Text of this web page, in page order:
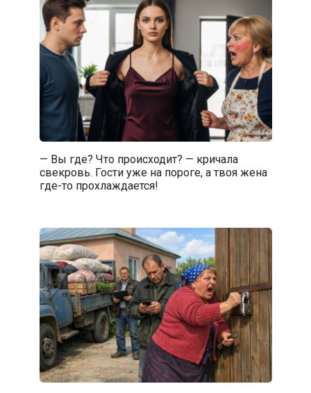
— Вы где? Что происходит? — кричала
свекровь. Гости уже на пороге, а твоя жена
где-то прохлаждается!